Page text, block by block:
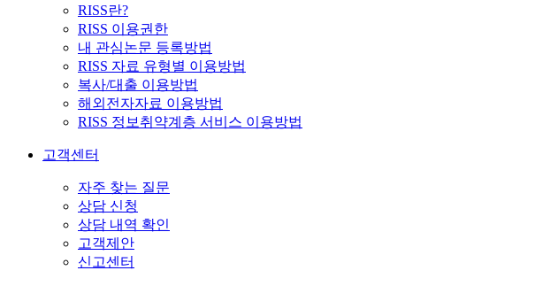
RISS란?
RISS 이용권한
내 관심논문 등록방법
RISS 자료 유형별 이용방법
복사/대출 이용방법
해외전자자료 이용방법
RISS 정보취약계층 서비스 이용방법
고객센터
자주 찾는 질문
상담 신청
상담 내역 확인
고객제안
신고센터